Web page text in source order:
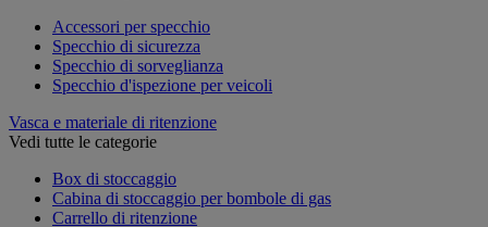
Accessori per specchio
Specchio di sicurezza
Specchio di sorveglianza
Specchio d'ispezione per veicoli
Vasca e materiale di ritenzione
Vedi tutte le categorie
Box di stoccaggio
Cabina di stoccaggio per bombole di gas
Carrello di ritenzione